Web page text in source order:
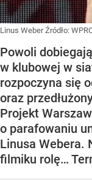
Linus WeberŹródło:
Powoli
w klubowej w
rozpoczyna się
oraz
Projekt
o parafowaniu
Linusa Webera.
filmiku rolę…